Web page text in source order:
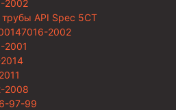
2002
API Spec 5CT
2002
2001
2008
97-99